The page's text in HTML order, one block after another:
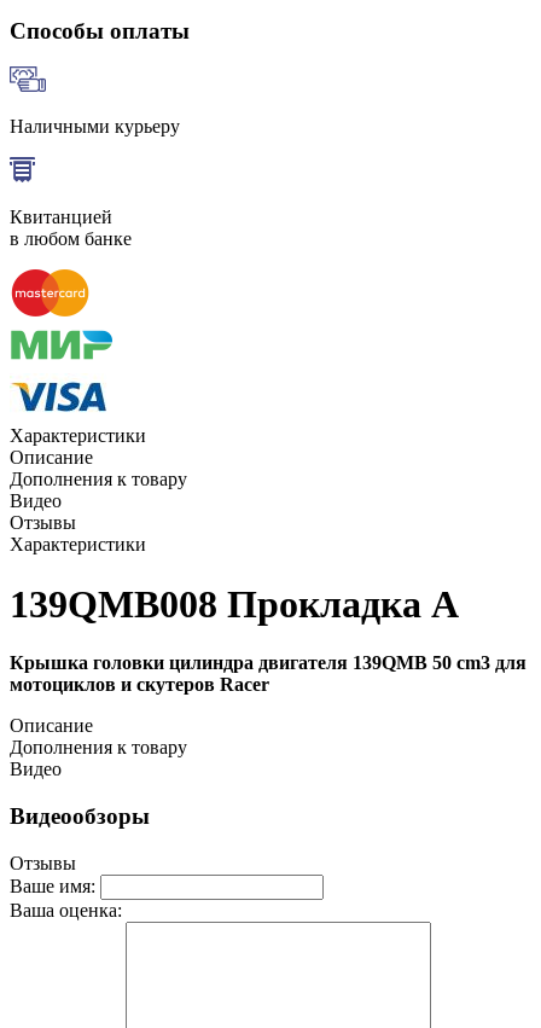
Способы оплаты
Наличными курьеру
Квитанцией
в любом банке
Характеристики
Описание
Дополнения к товару
Видео
Отзывы
Характеристики
139QMB008 Прокладка А
Крышка головки цилиндра двигателя 139QMB 50 cm3 для
мотоциклов и скутеров Racer
Описание
Дополнения к товару
Видео
Видеообзоры
Отзывы
Ваше имя:
Ваша оценка: